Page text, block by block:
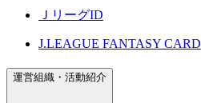
ＪリーグID
J.LEAGUE FANTASY CARD
運営組織・活動紹介